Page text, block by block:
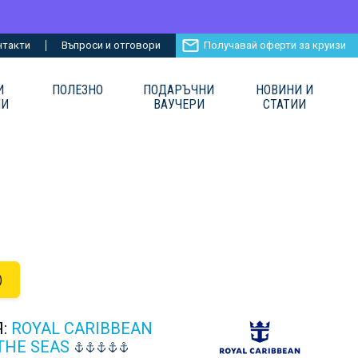
Въпроси и отговори Получавай оферти за круизи
ПОЛЕЗНО
ПОДАРЪЧНИ
ВАУЧЕРИ
НОВИНИ И
СТАТИИ
ROYAL CARIBBEAN
SEAS